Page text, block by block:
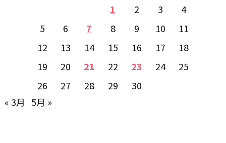
1 2 3
4
5
6 7 8 9 10
11
12
13 14 15 16 17
18
19
20 21 22 23 24
25
26
27 28 29
30
« 3月
5月 »